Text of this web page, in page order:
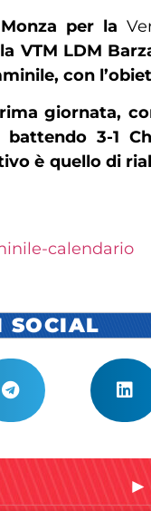
Monza per la
VTM LDM
con
giornata,
3-1
è quello di
calendario
SOCIAL
►